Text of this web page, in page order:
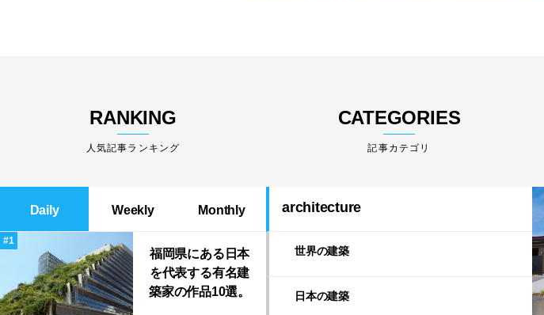
RANKING
人気記事ランキング
Daily Weekly Monthly
福岡県にある日本
を代表する有名建
築家の作品10選。
CATEGORIES
architecture
世界の建築
日本の建築